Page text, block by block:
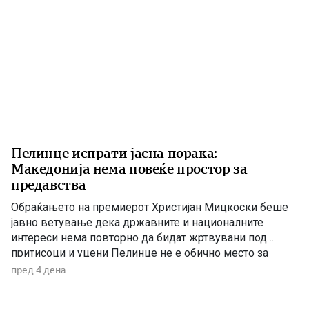
Пелинце испрати јасна порака:
Македонија нема повеќе простор за
предавства
Обраќањето на премиерот Христијан Мицкоски беше
јавно ветување дека државните и националните
интереси нема повторно да бидат жртвувани под
притисоци и уцени Пелинце не е обично место за
политички говори. Таму секој збор има поголема
државотворната мисла на македонскиот народ. Затоа
пред 4 дена